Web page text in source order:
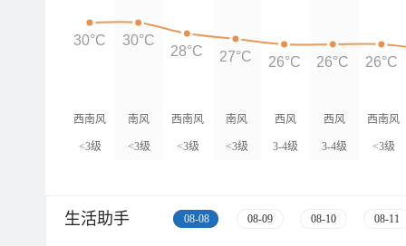
西南风
<3级
南风
<3级
西南风
<3级
南风
<3级
西风
3-4级
西风
3-4级
西南风
<3级
30°C 30°C
28°C 27°C 26°C 26°C 26°C
生活助手 08-08 08-09 08-10 08-11